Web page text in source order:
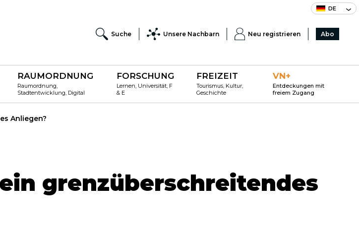
DE
Suche Unsere Nachbarn Neu registrieren Abo
RAUMORDNUNG
Raumordnung,
Stadtentwicklung, Digital
FORSCHUNG
Lernen, Universität, F
& E
FREIZEIT
Tourismus, Kultur,
Geschichte
VN+
Entdeckungen mit
freiem Zugang
Anliegen?
grenzüberschreitendes